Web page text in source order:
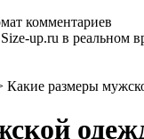
комментариев
up.ru в реальном
Какие размеры